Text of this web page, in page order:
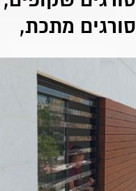
סורגים מתכת,